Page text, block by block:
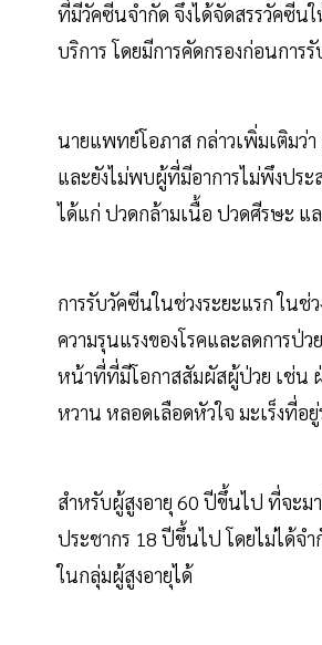
ที่มีวัคซีนจำกัด จึงได้จัดสรรวัคซีน
บริการ โดยมีการคัดกรองก่อนกา
นายแพทย์โอภาส กล่าวเพิ่มเติมว่
และยังไม่พบผู้ที่มีอาการไม่พึงประ
ได้แก่ ปวดกล้ามเนื้อ ปวดศีรษะ แ
การรับวัคซีนในช่วงระยะแรก ใน
ความรุนแรงของโรคและลดการป่
หน้าที่ที่มีโอกาสสัมผัสผู้ป่วย เช่น
หวาน หลอดเลือดหัวใจ มะเร็งที่อ
สำหรับผู้สูงอายุ 60 ปีขึ้นไป ที่จะ
ประชากร 18 ปีขึ้นไป โดยไม่ได้จ
ในกลุ่มผู้สูงอายุได้